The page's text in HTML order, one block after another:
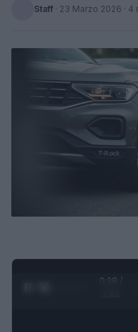
Staff · 23 Marzo 2026 · 4
0:29 /